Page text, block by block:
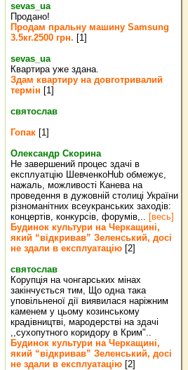
sevas_ua
Продано!
Продам пральну машину Samsung
3.5кг.2500 грн. [1]
sevas_ua
Квартира уже здана.
Здам квартиру на довготривалий
термін [1]
святослав
Гопак [1]
Олександр Скорина
Не завершений процес здачі в
експлуатцію ШевченкоHub обмежує,
нажаль, можливості Канева на
проведення в дужовній столиці України
різноманітних всеукранських заходів:
концертів, конкурсів, форумів,.. [весь]
Будинок культури на Черкащині,
який “відкривав” Зеленський, досі
не здали в експлуатацію [2]
святослав
Корупція на чонгарських мінах
закінчується тим, Що одна така
уповільненої дії виявилася наріжним
каменем у цьому козинському
крадівництві, мародерстві на здачі
,,сухопутного коридору в Крим"..
Будинок культури на Черкащині,
який “відкривав” Зеленський, досі
не здали в експлуатацію [2]